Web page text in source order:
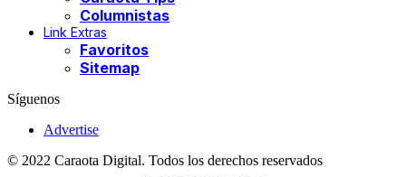
Columnistas
Link Extras
Favoritos
Sitemap
Síguenos
Advertise
© 2022 Caraota Digital. Todos los derechos reservados